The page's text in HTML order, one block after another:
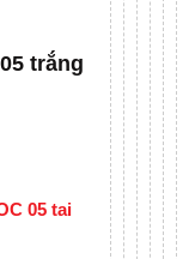
trắng
05 tai